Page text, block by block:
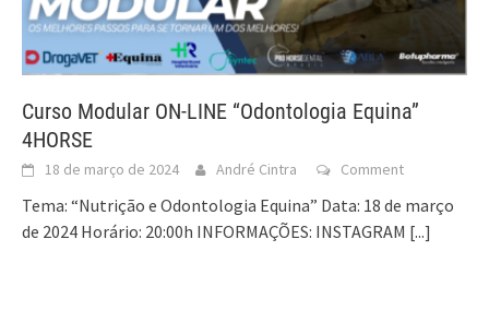
Curso Modular ON-LINE “Odontologia Equina”
4HORSE
18 de março de 2024 André Cintra Comment
Tema: “Nutrição e Odontologia Equina” Data: 18 de março
de 2024 Horário: 20:00h INFORMAÇÕES: INSTAGRAM [...]